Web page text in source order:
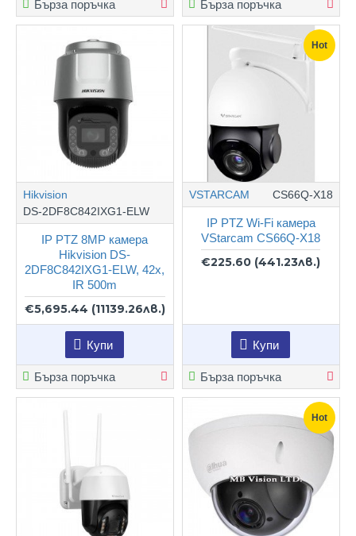
Бърза поръчка Бърза поръчка
Hikvision
DS-2DF8C842IXG1-ELW
IP PTZ 8MP камера
Hikvision DS-
2DF8C842IXG1-ELW, 42x,
IR 500m
€5,695.44 (11139.26лв.)
Купи
Бърза поръчка
Hot
VSTARCAM CS66Q-X18
IP PTZ Wi-Fi камера
VStarcam CS66Q-X18
€225.60 (441.23лв.)
Купи
Бърза поръчка
Hot